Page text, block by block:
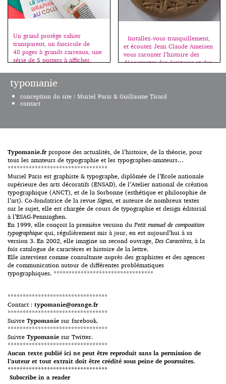
Un grand protège cahier
transparent, un fascicule de
48 pages à grands carreaux, une
série de 5 posters à afficher,
collège ! Fanette Mellier invente
la madeleine qui nous renvoie à
nos premières émotions
graphiques, souvent liées à
l’école. Cahiers, stylos, livres,
Installez-vous tranquillement,
et écoutez Jean Claude Ameisen
vous raconter l’histoire des
découvertes des écritures et des
langues antiques, de la Perse à
on-sur-les-epaules-de-darwin,
typomanie
conception du site : Muriel Paris & Guillaume Tirard
contact
Typomanie.fr propose des actualités, de l’histoire, de la théorie, pour
tous les amateurs de typographie et les typographes-amateurs…
*********************************
Muriel Paris est graphiste & typographe, diplômée de l’Ecole nationale
supérieure des arts décoratifs (ENSAD), de l’Atelier national de création
typographique (ANCT), et de la Sorbonne (esthétique et philosophie de
l’art). Co-fondatrice de la revue Signes, et auteure de nombreux textes
sur le sujet, elle est chargée de cours de typographie et design éditorial
à l’ESAG-Penninghen.
En 1999, elle conçoit la première version duPetit manuel de composition
typographique qui, régulièrement mis à jour, en est aujourd’hui à sa
version 3. En 2002, elle imagine un second ouvrage, Des Caractères, à la
fois catalogue de caractères et histoire de la lettre.
Elle intervient comme consultante auprès des graphistes et des agences
de communication autour de différentes problématiques
typographiques. *********************************
*********************************
Contact : typomanie@orange.fr
*********************************
Suivre Typomanie sur facebook.
*********************************
Suivre Typomanie sur Twitter.
*********************************
Aucun texte publié ici ne peut être reproduit sans la permission de
l’auteur et tout extrait doit être crédité sous peine de poursuites.
*********************************
Subscribe in a reader